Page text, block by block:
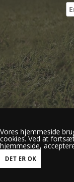
Vores hjemmeside
cookies. Ved at
hjemmeside,